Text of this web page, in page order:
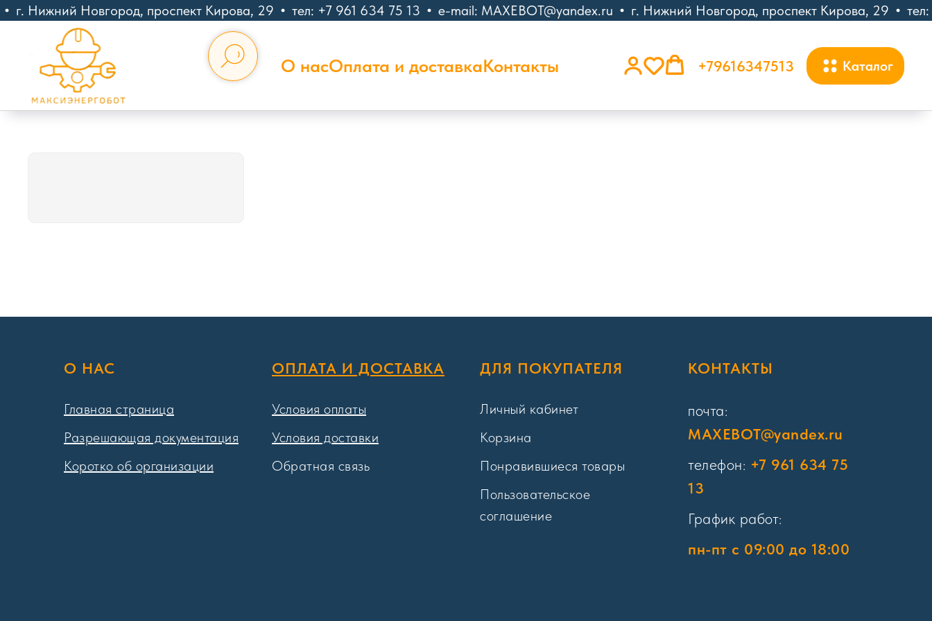
г. Нижний Новгород, проспект Кирова, 29 тел: +7 961 634 75 13 e-mail: MAXEBOT@yandex.ru г. Нижний Новгород, проспект Кирова, 29
О насОплата и доставкаКонтакты +79616347513 Каталог
О НАС
Главная страница
Разрешающая документация
Коротко об организации
ОПЛАТА И ДОСТАВКА
Условия оплаты
Условия доставки
Обратная связь
ДЛЯ ПОКУПАТЕЛЯ
Личный кабинет
Корзина
Понравившиеся товары
Пользовательское
соглашение
КОНТАКТЫ
почта:
MAXEBOT@yandex.ru
телефон: +7 961 634 75
13
График работ:
пн-пт с 09:00 до 18:00